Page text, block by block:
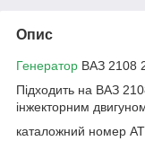
Опис
Генератор ВАЗ 2108
Підходить на ВАЗ
інжекторним
каталожний номер